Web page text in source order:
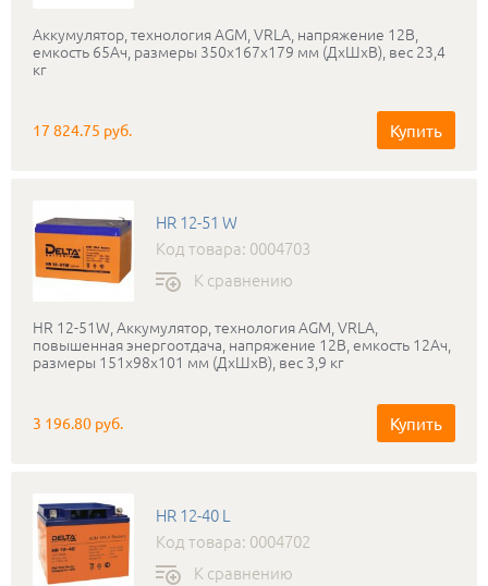
Аккумулятор, технология AGM, VRLA, напряжение 12В,
емкость 65Ач, размеры 350x167x179 мм (ДхШхВ), вес 23,4
кг
17 824.75 руб. Купить
HR 12-51 W
Код товара: 0004703
К сравнению
HR 12-51W, Аккумулятор, технология AGM, VRLA,
повышенная энергоотдача, напряжение 12В, емкость 12Ач,
размеры 151x98x101 мм (ДхШхВ), вес 3,9 кг
3 196.80 руб. Купить
HR 12-40 L
Код товара: 0004702
К сравнению